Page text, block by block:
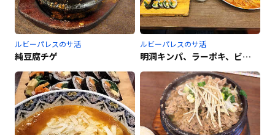
ルビーパレスのサ活
純豆腐チゲ
ルビーパレスのサ活
明洞キンパ、ラーポキ、ビール